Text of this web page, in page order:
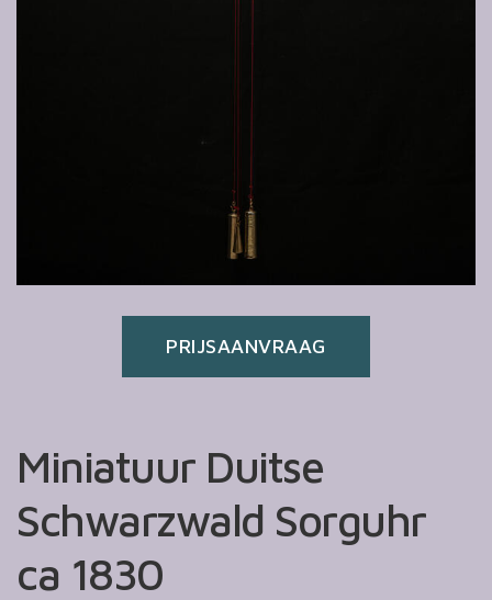
PRIJSAANVRAAG
Miniatuur Duitse
Schwarzwald Sorguhr
ca 1830